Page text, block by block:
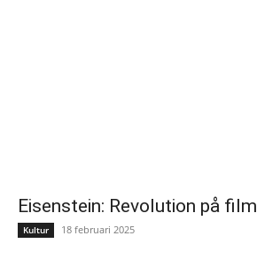
Eisenstein: Revolution på film
Kultur 18 februari 2025